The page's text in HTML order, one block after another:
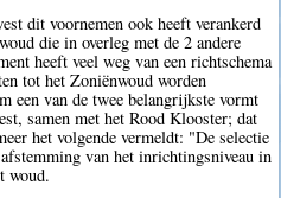
dit voornemen ook heeft verankerd
die in overleg met de 2 andere
heeft veel weg van een richtschema
tot het Zoniënwoud worden
een van de twee belangrijkste vormt
samen met het Rood Klooster; dat
het volgende vermeldt: "De selectie
van het inrichtingsniveau in
woud.